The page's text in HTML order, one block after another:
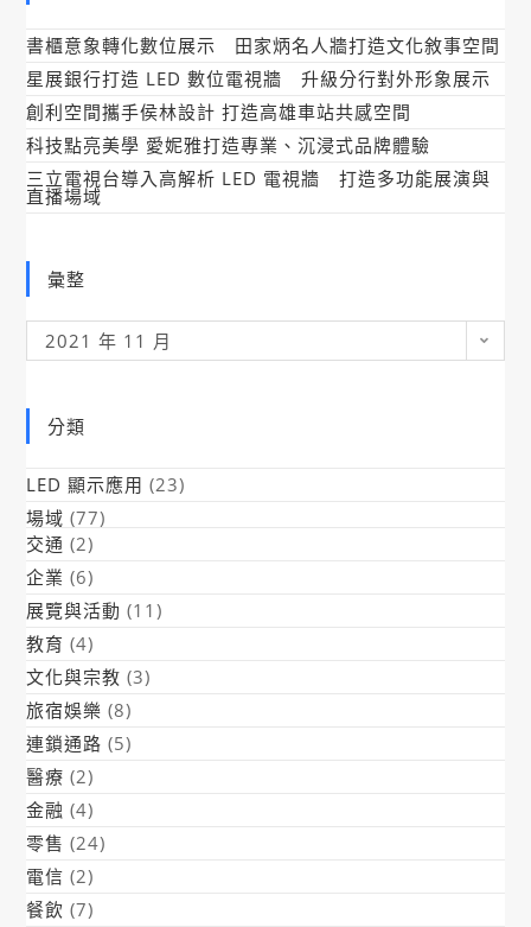
書櫃意象轉化數位展示 田家炳名人牆打造文化敘事空間
星展銀行打造 LED 數位電視牆 升級分行對外形象展示
創利空間攜手侯林設計 打造高雄車站共感空間
科技點亮美學 愛妮雅打造專業、沉浸式品牌體驗
三立電視台導入高解析 LED 電視牆 打造多功能展演與
直播場域
彙整
彙
整2021 年 11 月
分類
LED 顯示應用 (23)
場域 (77)
交通 (2)
企業 (6)
展覽與活動 (11)
教育 (4)
文化與宗教 (3)
旅宿娛樂 (8)
連鎖通路 (5)
醫療 (2)
金融 (4)
零售 (24)
電信 (2)
餐飲 (7)